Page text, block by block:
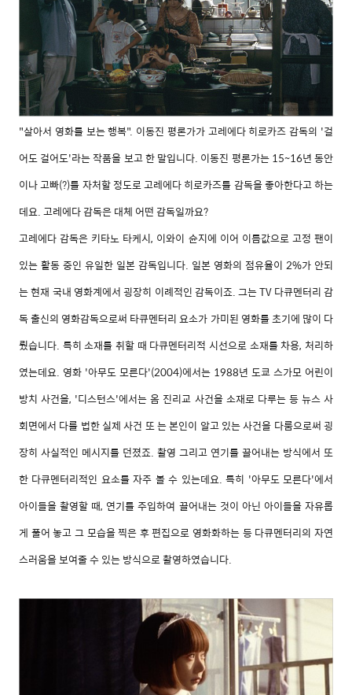
"살아서 영화를 보는 행복". 이동진 평론가가 고레에다 히로카즈 감독의 '걸
어도 걸어도'라는 작품을 보고 한 말입니다. 이동진 평론가는 15~16년 동안
이나 고빠(?)를 자처할 정도로 고레에다 히로카즈를 감독을 좋아한다고 하는
데요. 고레에다 감독은 대체 어떤 감독일까요?
고레에다 감독은 키타노 타케시, 이와이 슌지에 이어 이름값으로 고정 팬이
있는 활동 중인 유일한 일본 감독입니다. 일본 영화의 점유율이 2%가 안되
는 현재 국내 영화계에서 굉장히 이례적인 감독이죠. 그는 TV 다큐멘터리 감
독 출신의 영화감독으로써 타큐멘터리 요소가 가미된 영화를 초기에 많이 다
뤘습니다. 특히 소재를 취할 때 다큐멘터리적 시선으로 소재를 차용, 처리하
였는데요. 영화 '아무도 모른다'(2004)에서는 1988년 도쿄 스가모 어린이
방치 사건을, '디스턴스'에서는 옴 진리교 사건을 소재로 다루는 등 뉴스 사
회면에서 다룰 법한 실제 사건 또 는 본인이 알고 있는 사건을 다룸으로써 굉
장히 사실적인 메시지를 던졌죠. 촬영 그리고 연기를 끌어내는 방식에서 또
한 다큐멘터리적인 요소를 자주 볼 수 있는데요. 특히 '아무도 모른다'에서
아이들을 촬영할 때, 연기를 주입하여 끌어내는 것이 아닌 아이들을 자유롭
게 풀어 놓고 그 모습을 찍은 후 편집으로 영화화하는 등 다큐멘터리의 자연
스러움을 보여줄 수 있는 방식으로 촬영하였습니다.